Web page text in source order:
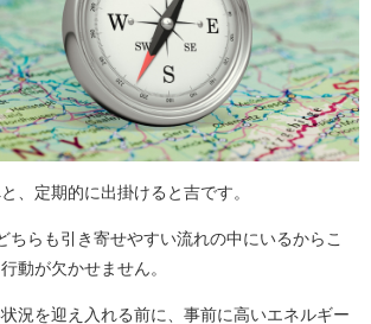
、定期的に出掛けると吉です。
ちらも引き寄せやすい流れの中にいるからこ
動が欠かせません。
況を迎え入れる前に、事前に高いエネルギー